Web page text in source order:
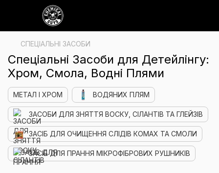
СПЕЦІАЛЬНІ ЗАСОБИ
Спеціальні Засоби для Детейлінгу:
Хром, Смола, Водні Плями
МЕТАЛ І ХРОМ ВОДЯНИХ ПЛЯМ
ЗАСОБИ ДЛЯ ЗНЯТТЯ ВОСКУ, СІЛАНТІВ ТА ГЛЕЙЗІВ
ЗАСІБ ДЛЯ ОЧИЩЕННЯ СЛІДІВ КОМАХ ТА СМОЛИ
ЗАСІБ ДЛЯ ПРАННЯ МІКРОФІБРОВИХ РУШНИКІВ